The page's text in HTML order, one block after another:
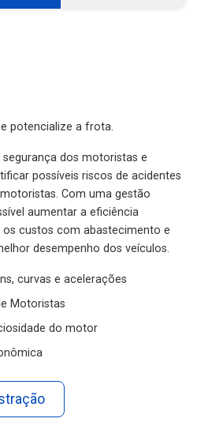
potencialize a frota.
dos motoristas e
possíveis riscos de acidentes
Com uma gestão
aumentar a eficiência
custos com abastecimento e
desempenho dos veículos.
curvas e acelerações
Motoristas
do motor